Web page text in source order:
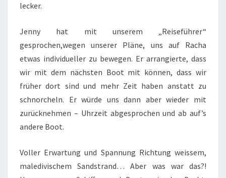
lecker.
Jenny hat mit unserem „Reiseführer“
gesprochen,wegen unserer Pläne, uns auf Racha
etwas individueller zu bewegen. Er arrangierte, dass
wir mit dem nächsten Boot mit können, dass wir
früher dort sind und mehr Zeit haben anstatt zu
schnorcheln. Er würde uns dann aber wieder mit
zurücknehmen – Uhrzeit abgesprochen und ab auf’s
andere Boot.
Voller Erwartung und Spannung Richtung weissem,
maledivischem Sandstrand… Aber was war das?!